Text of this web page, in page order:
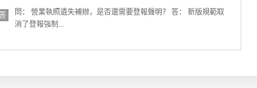
答
問： 營業執照遺失補辦，是否還需要登報聲明？ 答： 新版規範取
消了登報強制...